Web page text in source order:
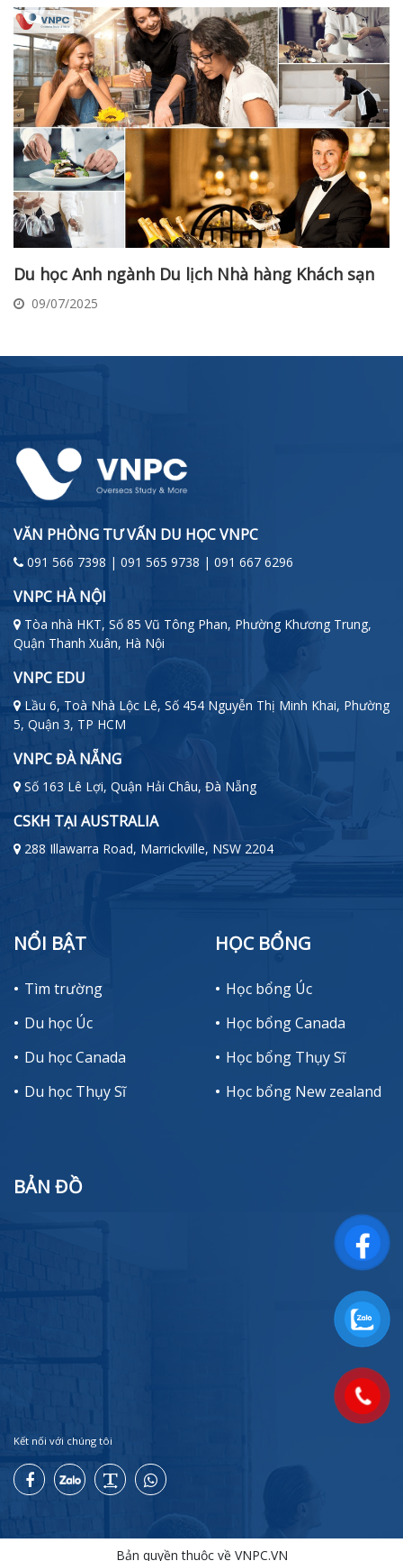
Du học Anh ngành Du lịch Nhà hàng Khách sạn
09/07/2025
VĂN PHÒNG TƯ VẤN DU HỌC VNPC
091 566 7398 | 091 565 9738 | 091 667 6296
VNPC HÀ NỘI
Tòa nhà HKT, Số 85 Vũ Tông Phan, Phường Khương Trung,
Quận Thanh Xuân, Hà Nội
VNPC EDU
Lầu 6, Toà Nhà Lộc Lê, Số 454 Nguyễn Thị Minh Khai, Phường
5, Quận 3, TP HCM
VNPC ĐÀ NẴNG
Số 163 Lê Lợi, Quận Hải Châu, Đà Nẵng
CSKH TẠI AUSTRALIA
288 Illawarra Road, Marrickville, NSW 2204
NỔI BẬT
Tìm trường
Du học Úc
Du học Canada
Du học Thụy Sĩ
HỌC BỔNG
Học bổng Úc
Học bổng Canada
Học bổng Thụy Sĩ
Học bổng New zealand
BẢN ĐỒ
Kết nối với chúng tôi
Bản quyền thuộc về VNPC.VN